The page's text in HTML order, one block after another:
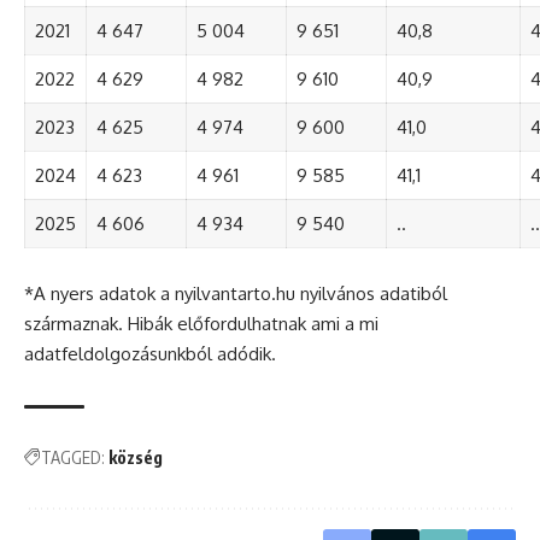
2021 4 647 5 004 9 651 40,8
2022 4 629 4 982 9 610 40,9
2023 4 625 4 974 9 600 41,0
2024 4 623 4 961 9 585 41,1
2025 4 606 4 934 9 540 .. ..
*A nyers adatok a nyilvantarto.hu nyilvános adatiból
származnak. Hibák előfordulhatnak ami a mi
adatfeldolgozásunkból adódik.
TAGGED: község